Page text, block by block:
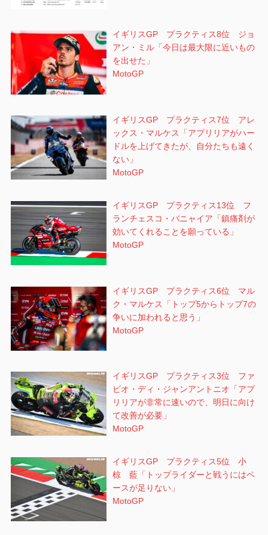
イギリスGP プラクティス8位 ジョ
アン・ミル「今日は最大限に近いもの
を出せた」
MotoGP
イギリスGP プラクティス7位 アレ
ックス・マルケス「アプリリアがハー
ドルを上げてきたが、自分たちも遠く
ない」
MotoGP
イギリスGP プラクティス13位 フ
ランチェスコ・バニャイア「鎮痛剤が
効いてくれることを願っている」
MotoGP
イギリスGP プラクティス6位 マル
ク・マルケス「トップ5からトップ7の
争いに加われると思う」
MotoGP
イギリスGP プラクティス3位 ファ
ビオ・ディ・ジャンアントニオ「アプ
リリアが非常に速いので、明日に向け
て改善が必要」
MotoGP
イギリスGP プラクティス5位 小
椋 藍「トップライダーと戦うにはペ
ースが足りない」
MotoGP